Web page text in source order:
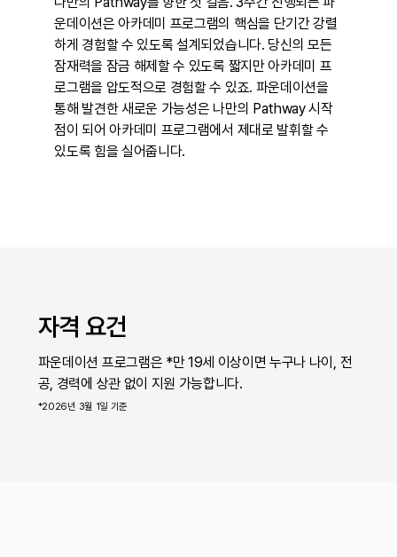
운데이션은 아카데미 프로그램의 핵심을 단기간 강렬
하게 경험할 수 있도록 설계되었습니다. 당신의 모든
잠재력을 잠금 해제할 수 있도록 짧지만 아카데미 프
로그램을 압도적으로 경험할 수 있죠. 파운데이션을
통해 발견한 새로운 가능성은 나만의 Pathway 시작
점이 되어 아카데미 프로그램에서 제대로 발휘할 수
있도록 힘을 실어줍니다.
​자격 요건
파운데이션 프로그램은 *만 19세 이상이면 누구나 나이, 전
공, 경력에 상관 없이 지원 가능합니다.
*2026년 3월 1일 기준